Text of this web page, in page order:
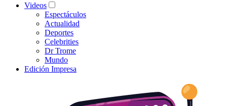
Videos
Espectáculos
Actualidad
Deportes
Celebrities
Dr Trome
Mundo
Edición Impresa